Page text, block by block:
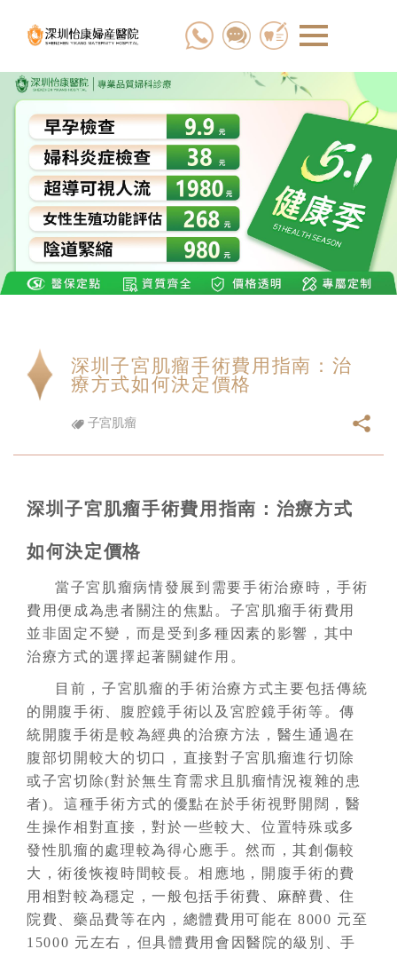
深圳子宮肌瘤手術費用指南：治
療方式如何決定價格
子宮肌瘤
深圳子宮肌瘤手術費用指南：治療方式
如何決定價格
當子宮肌瘤病情發展到需要手術治療時，手術
費用便成為患者關注的焦點。子宮肌瘤手術費用
並非固定不變，而是受到多種因素的影響，其中
治療方式的選擇起著關鍵作用。
目前，子宮肌瘤的手術治療方式主要包括傳統
的開腹手術、腹腔鏡手術以及宮腔鏡手術等。傳
統開腹手術是較為經典的治療方法，醫生通過在
腹部切開較大的切口，直接對子宮 肌瘤進行切除
或子宮切除(對於無生育需求且肌瘤情況複雜的患
者)。這種手術方式的優點在於手術視野開闊，醫
生操作相對直接，對於一些較大、位置特殊或多
發性肌瘤的處理較為得心應手。然而，其創傷較
大，術後恢複時間較長。相應地，開腹手術的費
用相對較為穩定，一般包括手術費、麻醉費、住
院費、藥品費等在內，總體費用可能在 8000 元至
15000 元左右，但具體費用會因醫院的級別、手